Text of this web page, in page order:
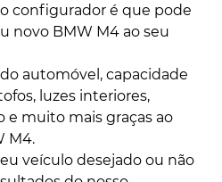
configurador é que pode
novo BMW M4 ao seu
automóvel, capacidade
luzes interiores,
e muito mais graças ao
M4.
veículo desejado ou não